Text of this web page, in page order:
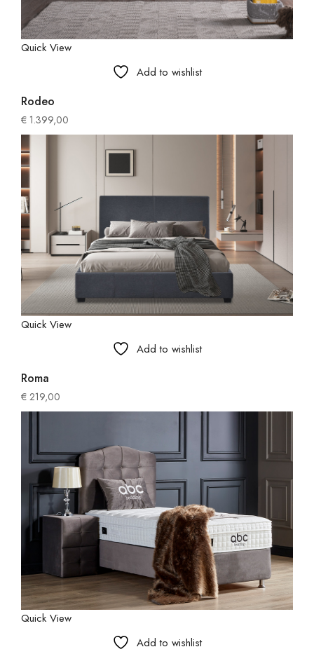
Quick View
Add to wishlist
Rodeo
€ 1.399,00
Quick View
Add to wishlist
Roma
€ 219,00
Quick View
Add to wishlist